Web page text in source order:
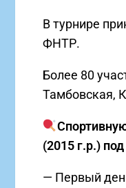
В турнире
ФНТР.
Более 80
Тамбовская,
(2015 г.р.)
— Первый